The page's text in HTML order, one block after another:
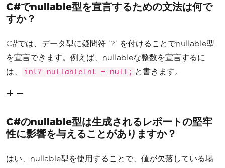
C#でnullable型を宣言するための文法は何で
すか？
C#では、データ型に疑問符 '?' を付けることでnullable型
を宣言できます。例えば、nullableな整数を宣言するに
は、
int? nullableInt = null; と書きます。
C#のnullable型は生成されるレポートの堅牢
性に影響を与えることがありますか？
はい、nullable型を使用することで、値が欠落している場